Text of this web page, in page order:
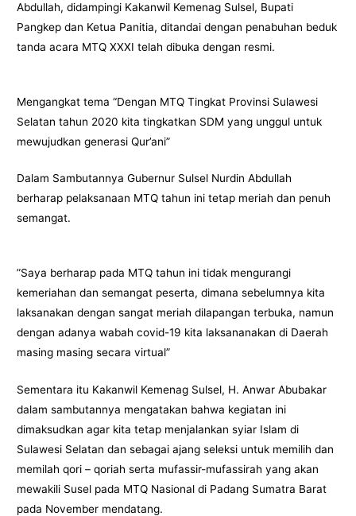
Abdullah, didampingi Kakanwil Kemenag Sulsel, Bupati
Pangkep dan Ketua Panitia, ditandai dengan penabuhan beduk
tanda acara MTQ XXXI telah dibuka dengan resmi.
Mengangkat tema “Dengan MTQ Tingkat Provinsi Sulawesi
Selatan tahun 2020 kita tingkatkan SDM yang unggul untuk
mewujudkan generasi Qur’ani”
Dalam Sambutannya Gubernur Sulsel Nurdin Abdullah
berharap pelaksanaan MTQ tahun ini tetap meriah dan penuh
semangat.
”Saya berharap pada MTQ tahun ini tidak mengurangi
kemeriahan dan semangat peserta, dimana sebelumnya kita
laksanakan dengan sangat meriah dilapangan terbuka, namun
dengan adanya wabah covid-19 kita laksananakan di Daerah
masing masing secara virtual”
Sementara itu Kakanwil Kemenag Sulsel, H. Anwar Abubakar
dalam sambutannya mengatakan bahwa kegiatan ini
dimaksudkan agar kita tetap menjalankan syiar Islam di
Sulawesi Selatan dan sebagai ajang seleksi untuk memilih dan
memilah qori – qoriah serta mufassir-mufassirah yang akan
mewakili Susel pada MTQ Nasional di Padang Sumatra Barat
pada November mendatang.